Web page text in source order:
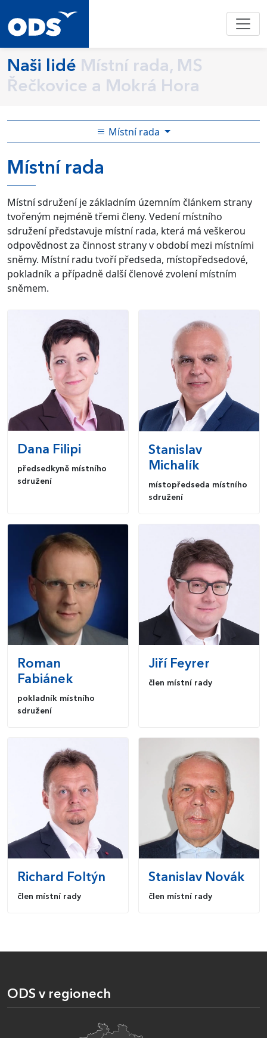
Naši lidé Místní rada, MS
Řečkovice a Mokrá Hora
Místní rada
Místní rada
Místní sdružení je základním územním článkem strany
tvořeným nejméně třemi členy. Vedení místního
sdružení představuje místní rada, která má veškerou
odpovědnost za činnost strany v období mezi místními
sněmy. Místní radu tvoří předseda, místopředsedové,
pokladník a případně další členové zvolení místním
sněmem.
Dana Filipi
předsedkyně místního
sdružení
Stanislav
Michalík
místopředseda místního
sdružení
Roman
Fabiánek
pokladník místního
sdružení
Jiří Feyrer
člen místní rady
Richard Foltýn
člen místní rady
Stanislav Novák
člen místní rady
ODS v regionech